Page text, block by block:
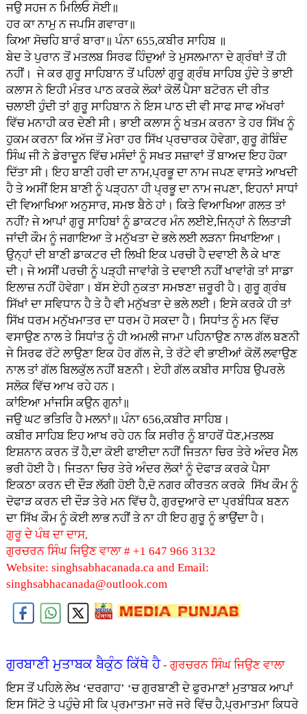
ਜਉ ਸਹਜ ਨ ਮਿਲਿਓ ਸੋਈ॥
ਹਰ ਕਾ ਨਾਮੁ ਨ ਜਪਸਿ ਗਵਾਰਾ॥
ਕਿਆ ਸੋਚਹਿ ਬਾਰੰ ਬਾਰਾ॥ ਪੰਨਾ 655,ਕਬੀਰ ਸਾਹਿਬ ॥
ਬੇਦ ਤੇ ਪੁਰਾਨ ਤੋਂ ਮਤਲਬ ਸਿਰਫ ਹਿੰਦੁਆਂ ਤੇ ਮੁਸਲਮਾਨਾ ਦੇ ਗ੍ਰੰਥਾਂ ਤੋਂ ਹੀ
ਨਹੀਂ। ਜੇ ਕਰ ਗੁਰੂ ਸਾਹਿਬਾਨ ਤੋਂ ਪਹਿਲਾਂ ਗੁਰੂ ਗ੍ਰੰਥ ਸਾਹਿਬ ਹੁੰਦੇ ਤੇ ਭਾਈ
ਕਲਾਸ ਨੇ ਇਹੀ ਮੰਤਰ ਪਾਠ ਕਰਕੇ ਲੋਕਾਂ ਕੋਲੋਂ ਪੈਸਾ ਬਟੋਰਨ ਦੀ ਰੀਤ
ਚਲਾਈ ਹੁੰਦੀ ਤਾਂ ਗੁਰੂ ਸਾਹਿਬਾਨ ਨੇ ਇਸ ਪਾਠ ਦੀ ਵੀ ਸਾਫ ਸਾਫ ਅੱਖਰਾਂ
ਵਿੱਚ ਮਨਾਹੀ ਕਰ ਦੇਣੀ ਸੀ। ਭਾਈ ਕਲਾਸ ਨੂੰ ਖਤਮ ਕਰਨਾ ਤੇ ਹਰ ਸਿੱਖ ਨੂੰ
ਹੁਕਮ ਕਰਨਾ ਕਿ ਅੱਜ ਤੋਂ ਮੇਰਾ ਹਰ ਸਿੱਖ ਪ੍ਰਚਾਰਕ ਹੋਵੇਗਾ, ਗੁਰੂ ਗੋਬਿੰਦ
ਸਿੰਘ ਜੀ ਨੇ ਡੇਰਾਦੂਨ ਵਿੱਚ ਮਸੰਦਾਂ ਨੂੰ ਸਖਤ ਸਜ਼ਾਵਾਂ ਤੋਂ ਬਾਅਦ ਇਹ ਹੋਕਾ
ਦਿੱਤਾ ਸੀ। ਇਹ ਬਾਣੀ ਹਰੀ ਦਾ ਨਾਮ,ਪ੍ਰਭੂ ਦਾ ਨਾਮ ਜਪਣ ਵਾਸਤੇ ਆਖਦੀ
ਹੈ ਤੇ ਅਸੀਂ ਇਸ ਬਾਣੀ ਨੂੰ ਪੜ੍ਹਨਾ ਹੀ ਪ੍ਰਭੂ ਦਾ ਨਾਮ ਜਪਣਾ, ਇਹਨਾਂ ਸਾਧਾਂ
ਦੀ ਵਿਆਖਿਆ ਅਨੁਸਾਰ, ਸਮਝ ਬੈਠੇ ਹਾਂ। ਕਿਤੇ ਵਿਆਖਿਆ ਗਲਤ ਤਾਂ
ਨਹੀਂ? ਜੇ ਆਪਾਂ ਗੁਰੂ ਸਾਹਿਬਾਂ ਨੂੰ ਡਾਕਟਰ ਮੰਨ ਲਈਏ,ਜਿਨ੍ਹਾਂ ਨੇ ਲਿਤਾੜੀ
ਜਾਂਦੀ ਕੌਮ ਨੂੰ ਜਗਾਇਆ ਤੇ ਮਨੁੱਖਤਾ ਦੇ ਭਲੇ ਲਈ ਲੜਨਾ ਸਿਖਾਇਆ।
ਉਨ੍ਹਾਂ ਦੀ ਬਾਣੀ ਡਾਕਟਰ ਦੀ ਲਿਖੀ ਇਕ ਪਰਚੀ ਹੈ ਦਵਾਈ ਲੈ ਕੇ ਖਾਣ
ਦੀ। ਜੇ ਅਸੀਂ ਪਰਚੀ ਨੂੰ ਪੜ੍ਹੀ ਜਾਵਾਂਗੇ ਤੇ ਦਵਾਈ ਨਹੀਂ ਖਾਵਾਂਗੇ ਤਾਂ ਸਾਡਾ
ਇਲਾਜ਼ ਨਹੀਂ ਹੋਵੇਗਾ। ਬੱਸ ਏਹੀ ਨੁਕਤਾ ਸਮਝਣਾ ਜ਼ਰੂਰੀ ਹੈ। ਗੁਰੂ ਗ੍ਰੰਥ
ਸਿੱਖਾਂ ਦਾ ਸਵਿਧਾਨ ਹੈ ਤੇ ਹੈ ਵੀ ਮਨੁੱਖਤਾ ਦੇ ਭਲੇ ਲਈ। ਇਸੇ ਕਰਕੇ ਹੀ ਤਾਂ
ਸਿੱਖ ਧਰਮ ਮਨੁੱਖਮਾਤਰ ਦਾ ਧਰਮ ਹੋ ਸਕਦਾ ਹੈ। ਸਿਧਾਂਤ ਨੂੰ ਮਨ ਵਿੱਚ
ਵਸਾਉਣ ਨਾਲ ਤੇ ਸਿਧਾਂਤ ਨੂੰ ਹੀ ਅਮਲੀ ਜਾਮਾ ਪਹਿਨਾਉਣ ਨਾਲ ਗੱਲ ਬਣਨੀ
ਜੇ ਸਿਰਫ ਰੱਟੇ ਲਾਉਣਾ ਇਕ ਹੋਰ ਗੱਲ ਜੇ, ਤੇ ਰੱਟੇ ਵੀ ਭਾਈਆਂ ਕੋਲੋਂ ਲਵਾਉਣ
ਨਾਲ ਤਾਂ ਗੱਲ ਬਿਲਕੁੱਲ ਨਹੀਂ ਬਣਨੀ। ਏਹੀ ਗੱਲ ਕਬੀਰ ਸਾਹਿਬ ਉਪਰਲੇ
ਸਲੋਕ ਵਿੱਚ ਆਖ ਰਹੇ ਹਨ।
ਕਾਂਇਆ ਮਾਂਜਸਿ ਕਉਨ ਗੁਨਾਂ॥
ਜਉ ਘਟ ਭਤਿਰਿ ਹੈ ਮਲਨਾਂ॥ ਪੰਨਾ 656,ਕਬੀਰ ਸਾਹਿਬ।
ਕਬੀਰ ਸਾਹਿਬ ਇਹ ਆਖ ਰਹੇ ਹਨ ਕਿ ਸਰੀਰ ਨੂੰ ਬਾਹਰੋਂ ਧੋਣ,ਮਤਲਬ
ਇਸ਼ਨਾਨ ਕਰਨ ਤੋਂ ਹੈ,ਦਾ ਕੋਈ ਫਾਈਦਾ ਨਹੀਂ ਜਿਤਨਾ ਚਿਰ ਤੇਰੇ ਅੰਦਰ ਮੈਲ
ਭਰੀ ਹੋਈ ਹੈ। ਜਿਤਨਾ ਚਿਰ ਤੇਰੇ ਅੰਦਰ ਲੋਕਾਂ ਨੂੰ ਦੋਫਾੜ ਕਰਕੇ ਪੈਸਾ
ਇਕਠਾ ਕਰਨ ਦੀ ਦੌੜ ਲੱਗੀ ਹੋਈ ਹੈ,ਦੋ ਨਗਰ ਕੀਰਤਨ ਕਰਕੇ ਸਿੱਖ ਕੌਮ ਨੂੰ
ਦੋਫਾੜ ਕਰਨ ਦੀ ਦੌੜ ਤੇਰੇ ਮਨ ਵਿੱਚ ਹੈ, ਗੁਰਦੁਆਰੇ ਦਾ ਪ੍ਰਬੰਧਿਕ ਬਣਨ
ਦਾ ਸਿੱਖ ਕੌਮ ਨੂੰ ਕੋਈ ਲਾਭ ਨਹੀਂ ਤੇ ਨਾ ਹੀ ਇਹ ਗੁਰੂ ਨੂੰ ਭਾਉਂਦਾ ਹੈ।
ਗੁਰੂ ਦੇ ਪੰਥ ਦਾ ਦਾਸ,
ਗੁਰਚਰਨ ਸਿੰਘ ਜਿਉਣ ਵਾਲਾ # +1 647 966 3132
Website: singhsabhacanada.ca and Email:
singhsabhacanada@outlook.com
ਗੁਰਬਾਣੀ ਮੁਤਾਬਕ ਬੈਕੁੰਠ ਕਿੱਥੇ ਹੈ- ਗੁਰਚਰਨ ਸਿੰਘ ਜਿਉਣ ਵਾਲਾ
ਇਸ ਤੋਂ ਪਹਿਲੇ ਲੇਖ ‘ਦਰਗਾਹ’ ‘ਚ ਗੁਰਬਾਣੀ ਦੇ ਫੁਰਮਾਣਾਂ ਮੁਤਾਬਕ ਆਪਾਂ
ਇਸ ਸਿੱਟੇ ਤੇ ਪਹੁੰਚੇ ਸੀ ਕਿ ਪ੍ਰਮਾਤਮਾ ਜਰੇ ਜਰੇ ਵਿੱਚ ਹੈ,ਪ੍ਰਮਾਤਮਾ ਕਿਧਰੇ